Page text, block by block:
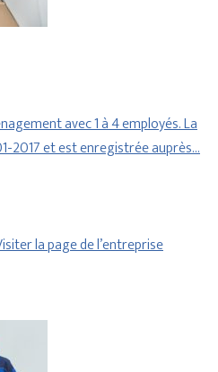
avec 1 à 4 employés. La
2017 et est enregistrée auprès…
la page de l’entreprise